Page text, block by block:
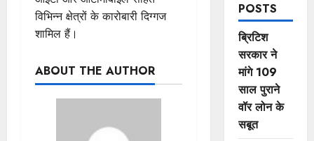
विभिन्न क्षेत्रों के कारोबारी दिग्गज
शामिल हैं।
ABOUT THE AUTHOR
POSTS
ब्रिटिश
सरकार ने
मांगे 109
साल पुराने
वॉर लोन के
सबूत